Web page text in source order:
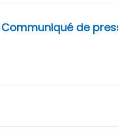
Communiqué de